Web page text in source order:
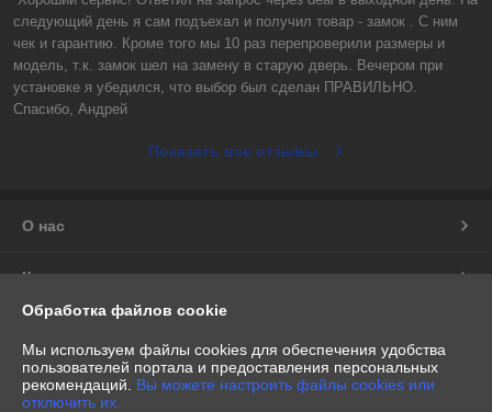
следующий день я сам подъехал и получил товар - замок . С ним
чек и гарантию. Кроме того мы 10 раз перепроверили размеры и
модель, т.к. замок шел на замену в старую дверь. Вечером при
установке я убедился, что выбор был сделан ПРАВИЛЬНО.
Спасибо, Андрей
Показать все отзывы
О нас
Контакты
График работы
Обработка файлов cookie
Мы используем файлы cookies для обеспечения удобства
пользователей портала и предоставления персональных
рекомендаций. Вы можете настроить файлы cookies или
отключить их.